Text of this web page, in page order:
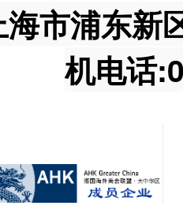
市浦东新
机电话